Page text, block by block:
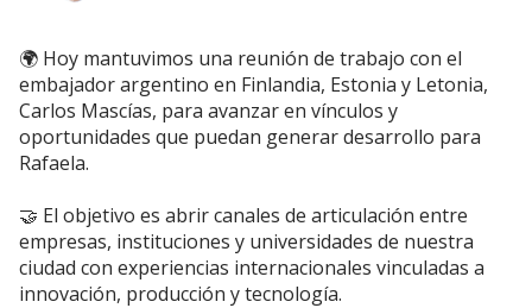
🌍 Hoy mantuvimos una reunión de trabajo con el
embajador argentino en Finlandia, Estonia y Letonia,
Carlos Mascías, para avanzar en vínculos y
oportunidades que puedan generar desarrollo para
Rafaela.
🤝 El objetivo es abrir canales de articulación entre
empresas, instituciones y universidades de nuestra
ciudad con experiencias internacionales vinculadas a
innovación, producción y tecnología.